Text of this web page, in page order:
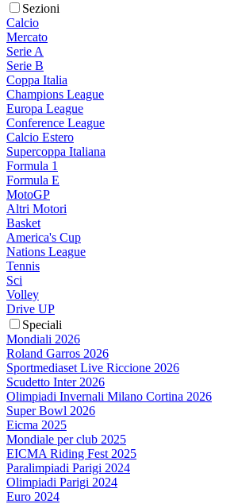
Sezioni
Calcio
Mercato
Serie A
Serie B
Coppa Italia
Champions League
Europa League
Conference League
Calcio Estero
Supercoppa Italiana
Formula 1
Formula E
MotoGP
Altri Motori
Basket
America's Cup
Nations League
Tennis
Sci
Volley
Drive UP
Speciali
Mondiali 2026
Roland Garros 2026
Sportmediaset Live Riccione 2026
Scudetto Inter 2026
Olimpiadi Invernali Milano Cortina 2026
Super Bowl 2026
Eicma 2025
Mondiale per club 2025
EICMA Riding Fest 2025
Paralimpiadi Parigi 2024
Olimpiadi Parigi 2024
Euro 2024